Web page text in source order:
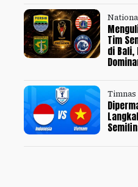
Tim
di Bali,
Timnas